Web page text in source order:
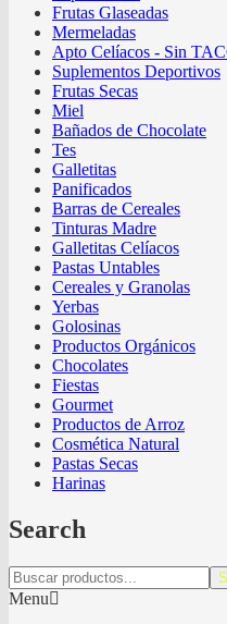
Frutas Glaseadas
Mermeladas
Apto Celíacos - Sin
Suplementos Deportivos
Frutas Secas
Miel
Bañados de Chocolate
Tes
Galletitas
Panificados
Barras de Cereales
Tinturas Madre
Galletitas Celíacos
Pastas Untables
Cereales y Granolas
Yerbas
Golosinas
Productos Orgánicos
Chocolates
Fiestas
Gourmet
Productos de Arroz
Cosmética Natural
Pastas Secas
Harinas
Search
Menu